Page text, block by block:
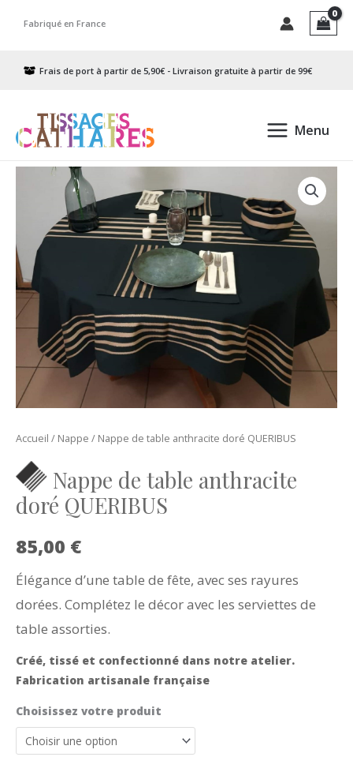
Fabriqué en France
Frais de port à partir de 5,90€ - Livraison gratuite à partir de 99€
Menu
Accueil / Nappe / Nappe de table anthracite doré QUERIBUS
Nappe de table anthracite
doré QUERIBUS
85,00 €
Élégance d’une table de fête, avec ses rayures
dorées. Complétez le décor avec les serviettes de
table assorties.
Créé, tissé et confectionné dans notre atelier.
Fabrication artisanale française
Choisissez votre produit